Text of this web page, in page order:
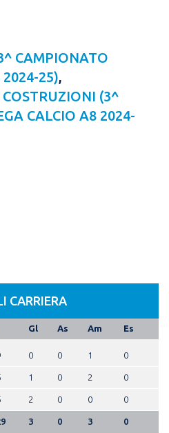
CAMPIONATO
2024-25),
(3^
CALCIO A8 2024-
CARRIERA
Gl As Am Es
0 0 1 0
1 0 2 0
2 0 0 0
3 0 3 0